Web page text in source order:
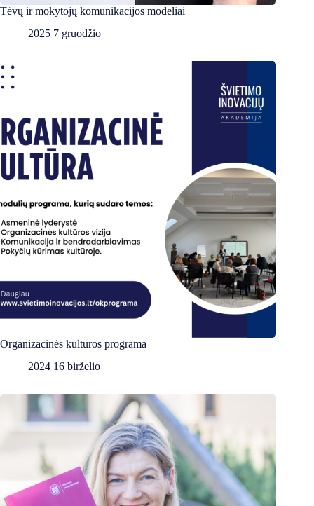
Tėvų ir mokytojų komunikacijos modeliai
2025 7 gruodžio
Organizacinės kultūros programa
2024 16 birželio